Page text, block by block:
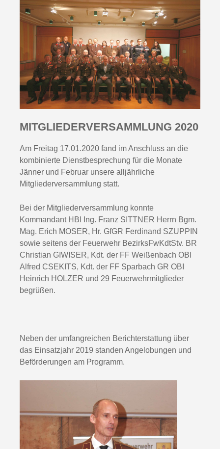
MITGLIEDER­VERSAMMLUNG 2020
Am Freitag 17.01.2020 fand im Anschluss an die
kombinierte Dienstbesprechung für die Monate
Jänner und Februar unsere alljährliche
Mitgliederversammlung statt.
Bei der Mitgliederversammlung konnte
Kommandant HBI Ing. Franz SITTNER Herrn Bgm.
Mag. Erich MOSER, Hr. GfGR Ferdinand SZUPPIN
sowie seitens der Feuerwehr BezirksFwKdtStv. BR
Christian GIWISER, Kdt. der FF Weißenbach OBI
Alfred CSEKITS, Kdt. der FF Sparbach GR OBI
Heinrich HOLZER und 29 Feuerwehrmitglieder
begrüßen.
Neben der umfangreichen Berichterstattung über
das Einsatzjahr 2019 standen Angelobungen und
Beförderungen am Programm.